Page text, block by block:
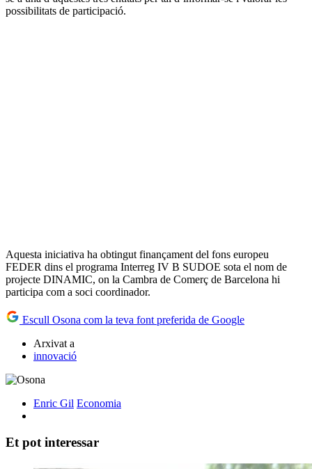
possibilitats de participació.
Aquesta iniciativa ha obtingut finançament del fons europeu
FEDER dins el programa Interreg IV B SUDOE sota el nom de
projecte DINAMIC, on la Cambra de Comerç de Barcelona hi
participa com a soci coordinador.
Escull Osona com la teva font preferida de Google
Arxivat a
innovació
Enric Gil Economia
Et pot interessar